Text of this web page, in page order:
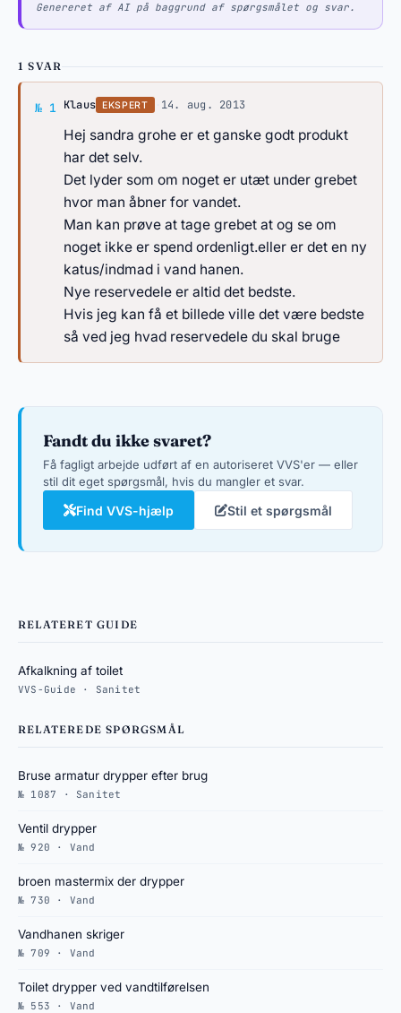
Genereret af AI på baggrund af spørgsmålet og svar.
1 SVAR
№ 1 Svar af Klaus
Klaus EKSPERT 14. aug. 2013
Hej sandra grohe er et ganske godt produkt
har det selv.
Det lyder som om noget er utæt under grebet
hvor man åbner for vandet.
Man kan prøve at tage grebet at og se om
noget ikke er spend ordenligt.eller er det en ny
katus/indmad i vand hanen.
Nye reservedele er altid det bedste.
Hvis jeg kan få et billede ville det være bedste
så ved jeg hvad reservedele du skal bruge
Fandt du ikke svaret?
Få fagligt arbejde udført af en autoriseret VVS'er — eller
stil dit eget spørgsmål, hvis du mangler et svar.
Find VVS-hjælp Stil et spørgsmål
RELATERET GUIDE
Afkalkning af toilet
VVS-Guide · Sanitet
RELATEREDE SPØRGSMÅL
Bruse armatur drypper efter brug
№ 1087 · Sanitet
Ventil drypper
№ 920 · Vand
broen mastermix der drypper
№ 730 · Vand
Vandhanen skriger
№ 709 · Vand
Toilet drypper ved vandtilførelsen
№ 553 · Vand